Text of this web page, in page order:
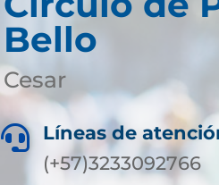
Bello
Cesar

Líneas de
(+57)3233092766